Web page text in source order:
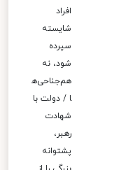
افراد
شایسته
سپرده
شود، نه
هم‌جناحی‌ه
ا / دولت با
شهادت
رهبر،
پشتوانه